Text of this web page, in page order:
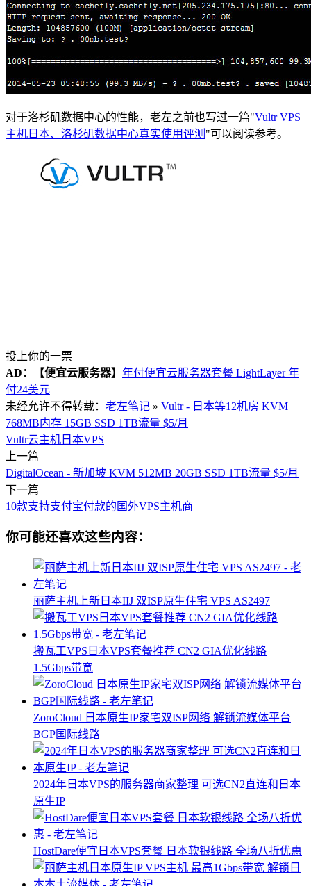
对于洛杉矶数据中心的性能，老左之前也写过一篇"Vultr VPS
主机日本、洛杉矶数据中心真实使用评测 "可以阅读参考。
投上你的一票
AD：
【便宜云服务器】 年付便宜云服务器套餐 LightLayer 年
付24美元
未经允许不得转载： 老左笔记 » Vultr - 日本等12机房 KVM
768MB内存 15GB SSD 1TB流量 $5/月
Vultr云主机 日本VPS
上一篇
DigitalOcean - 新加坡 KVM 512MB 20GB SSD 1TB流量 $5/月
下一篇
10款支持支付宝付款的国外VPS主机商
你可能还喜欢这些内容：
丽萨主机上新日本IIJ 双ISP原生住宅 VPS AS2497
搬瓦工VPS日本VPS套餐推荐 CN2 GIA优化线路
1.5Gbps带宽
ZoroCloud 日本原生IP家宅双ISP网络 解锁流媒体平台
BGP国际线路
2024年日本VPS的服务器商家整理 可选CN2直连和日本
原生IP
HostDare便宜日本VPS套餐 日本软银线路 全场八折优惠